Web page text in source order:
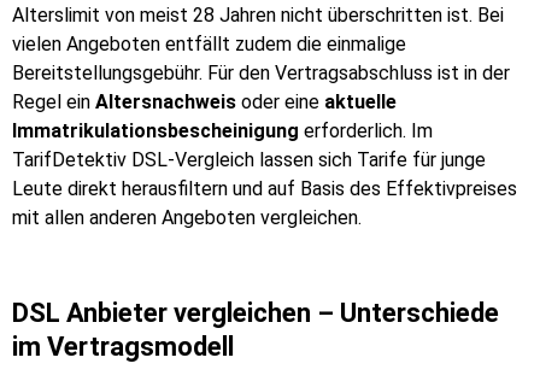
Alterslimit von meist 28 Jahren nicht überschritten ist. Bei
vielen Angeboten entfällt zudem die einmalige
Bereitstellungsgebühr. Für den Vertragsabschluss ist in der
Regel ein Altersnachweis oder eine aktuelle
Immatrikulationsbescheinigung erforderlich. Im
TarifDetektiv DSL-Vergleich lassen sich Tarife für junge
Leute direkt herausfiltern und auf Basis des Effektivpreises
mit allen anderen Angeboten vergleichen.
DSL Anbieter vergleichen – Unterschiede
im Vertragsmodell